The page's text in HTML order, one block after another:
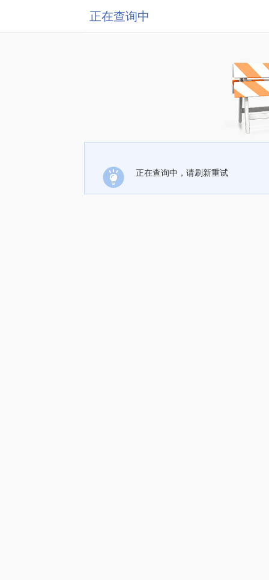
正在查询中
正在查询中，请刷新重试